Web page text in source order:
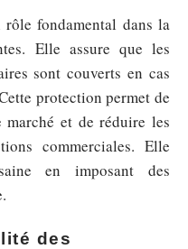
fondamental dans la
Elle assure que les
sont couverts en cas
protection permet de
et de réduire les
commerciales. Elle
en imposant des
des